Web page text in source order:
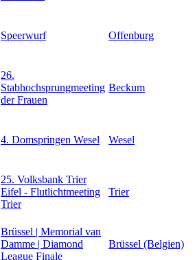
Speerwurf Offenburg
26.
Stabhochsprungmeeting
der Frauen
Beckum
4. Domspringen Wesel Wesel
25. Volksbank Trier
Eifel - Flutlichtmeeting
Trier
Trier
Brüssel | Memorial van
Damme | Diamond
League Finale
Brüssel (Belgien)